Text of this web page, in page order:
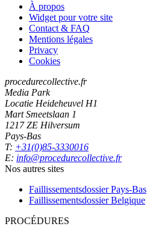
À propos
Widget pour votre site
Contact & FAQ
Mentions légales
Privacy
Cookies
procedurecollective.fr
Media Park
Locatie Heideheuvel H1
Mart Smeetslaan 1
1217 ZE Hilversum
Pays-Bas
T: +31(0)85-3330016
E: info@procedurecollective.fr
Nos autres sites
Faillissementsdossier Pays-Bas
Faillissementsdossier Belgique
PROCÉDURES